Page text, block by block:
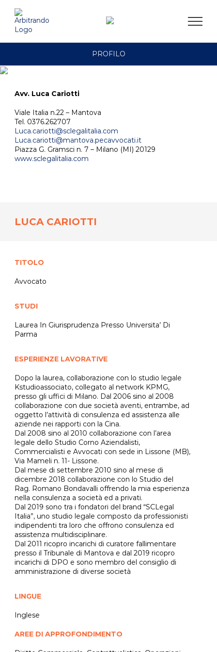
contenuto
PROFILO
Avv. Luca Cariotti
Viale Italia n.22 – Mantova
Tel. 0376.262707
Luca.cariotti@sclegalitalia.com
Luca.cariotti@mantova.pecavvocati.it
Piazza G. Gramsci n. 7 – Milano (MI) 20129
www.sclegalitalia.com
LUCA CARIOTTI
TITOLO
Avvocato
STUDI
Laurea In Giurisprudenza Presso Universita’ Di
Parma
ESPERIENZE LAVORATIVE
Dopo la laurea, collaborazione con lo studio legale
Kstudioassociato, collegato al network KPMG,
presso gli uffici di Milano. Dal 2006 sino al 2008
collaborazione con due società aventi, entrambe, ad
oggetto l’attività di consulenza ed assistenza alle
aziende nei rapporti con la Cina.
Dal 2008 sino al 2010 collaborazione con l’area
legale dello Studio Corno Aziendalisti,
Commercialisti e Avvocati con sede in Lissone (MB),
Via Mameli n. 11- Lissone.
Dal mese di settembre 2010 sino al mese di
dicembre 2018 collaborazione con lo Studio del
Rag. Romano Bondavalli offrendo la mia esperienza
nella consulenza a società ed a privati.
Dal 2019 sono tra i fondatori del brand “SCLegal
Italia”, uno studio legale composto da professionisti
indipendenti tra loro che offrono consulenza ed
assistenza multidisciplinare.
Dal 2011 ricopro incarichi di curatore fallimentare
presso il Tribunale di Mantova e dal 2019 ricopro
incarichi di DPO e sono membro del consiglio di
amministrazione di diverse società
LINGUE
Inglese
AREE DI APPROFONDIMENTO
SCEGLI IL TUO ARBITRO
Newsletter
Via Leopardi, 8
20123 Milano
P.iva 07380120969
Seguici su Linkedin